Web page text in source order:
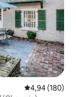
4,94 av 5 i
4,94 (180)